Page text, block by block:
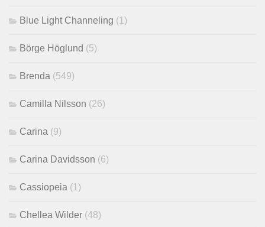
Blue Light Channeling (1)
Börge Höglund (5)
Brenda (549)
Camilla Nilsson (26)
Carina (9)
Carina Davidsson (6)
Cassiopeia (1)
Chellea Wilder (48)